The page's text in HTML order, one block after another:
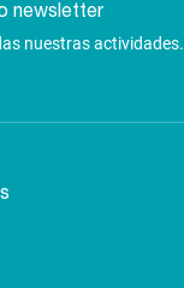
newsletter
nuestras actividades.